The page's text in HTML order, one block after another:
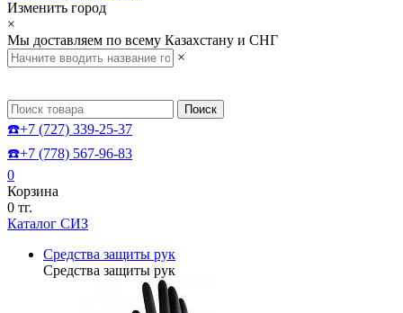
Изменить город
×
Мы доставляем по всему Казахстану и СНГ
×
Поиск
☎️+7 (727) 339-25-37
☎️+7 (778) 567-96-83
0
Корзина
0 тг.
Каталог СИЗ
Средства защиты рук
Средства защиты рук